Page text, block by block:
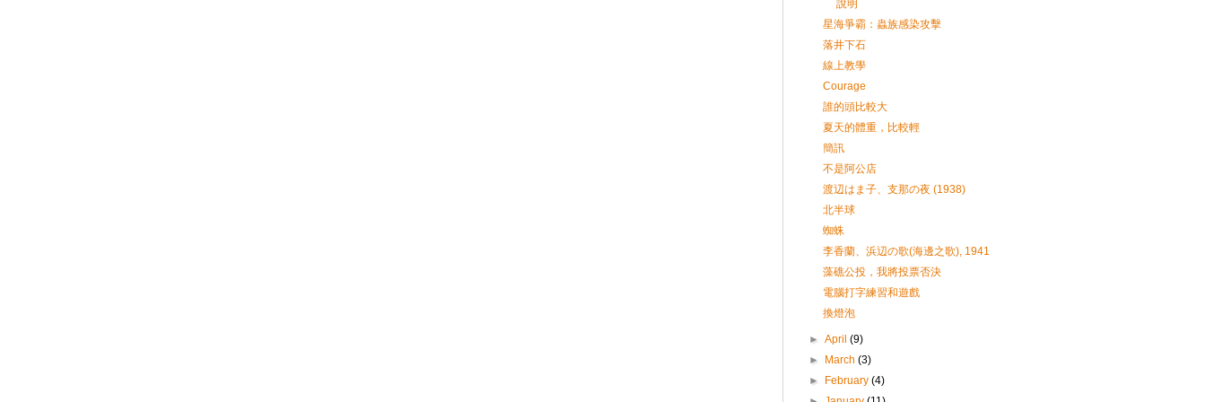
說明
星海爭霸：蟲族感染攻擊
落井下石
線上教學
Courage
誰的頭比較大
夏天的體重，比較輕
簡訊
不是阿公店
渡辺はま子、支那の夜 (1938)
北半球
蜘蛛
李香蘭、浜辺の歌(海邊之歌), 1941
藻礁公投，我將投票否決
電腦打字練習和遊戲
換燈泡
►April(9)
►
March(3)
►
February(4)